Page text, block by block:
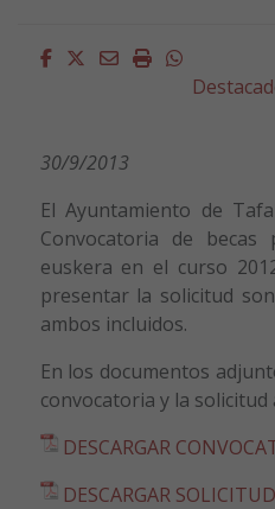
Facebook
Twitter
EmailImprimirWhatsapp
30/9/2013
El Ayuntamiento de
Convocatoria de
euskera en el curso
presentar la solicitud
ambos incluidos.
En los documentos
convocatoria y la solicitud
DESCARGAR
DESCARGAR